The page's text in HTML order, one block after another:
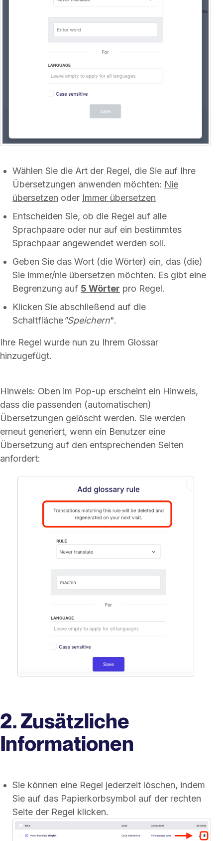
Wählen Sie die Art der Regel, die Sie auf Ihre
Übersetzungen anwenden möchten: Nie
übersetzen oder Immer übersetzen
Entscheiden Sie, ob die Regel auf alle
Sprachpaare oder nur auf ein bestimmtes
Sprachpaar angewendet werden soll.
Geben Sie das Wort (die Wörter) ein, das (die)
Sie immer/nie übersetzen möchten. Es gibt eine
Begrenzung auf 5 Wörter pro Regel.
Klicken Sie abschließend auf die
Schaltfläche"Speichern".
Ihre Regel wurde nun zu Ihrem Glossar
hinzugefügt.
Hinweis: Oben im Pop-up erscheint ein Hinweis,
dass die passenden (automatischen)
Übersetzungen gelöscht werden. Sie werden
erneut generiert, wenn ein Benutzer eine
Übersetzung auf den entsprechenden Seiten
anfordert:
2. Zusätzliche
Informationen
Sie können eine Regel jederzeit löschen, indem
Sie auf das Papierkorbsymbol auf der rechten
Seite der Regel klicken.